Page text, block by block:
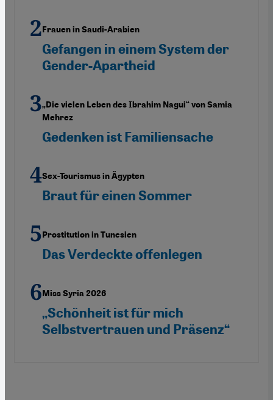
Frauen in Saudi-Arabien
Gefangen in einem System der
Gender-Apartheid
„Die vielen Leben des Ibrahim Nagui“ von Samia
Mehrez
Gedenken ist Familiensache
Sex-Tourismus in Ägypten
Braut für einen Sommer
Prostitution in Tunesien
Das Verdeckte offenlegen
Miss Syria 2026
„Schönheit ist für mich
Selbstvertrauen und Präsenz“